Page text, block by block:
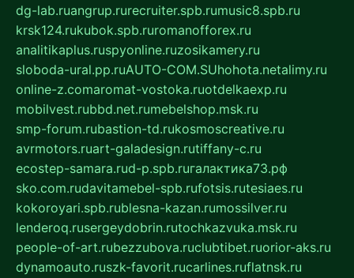
dg-lab.ruangrup.rurecruiter.spb.rumusic8.spb.ru
krsk124.rukubok.spb.ruromanofforex.ru
analitikaplus.ruspyonline.ruzosikamery.ru
sloboda-ural.pp.ruAUTO-COM.SUhohota.netalimy.ru
online-z.comaromat-vostoka.ruotdelkaexp.ru
mobilvest.rubbd.net.rumebelshop.msk.ru
smp-forum.rubastion-td.rukosmoscreative.ru
avrmotors.ruart-galadesign.rutiffany-c.ru
ecostep-samara.rud-p.spb.ruгалактика73.рф
sko.com.rudavitamebel-spb.rufotsis.rutesiaes.ru
kokoroyari.spb.rublesna-kazan.rumossilver.ru
lenderoq.rusergeydobrin.rutochkazvuka.msk.ru
people-of-art.rubezzubova.ruclubtibet.ruorior-aks.ru
dynamoauto.ruszk-favorit.rucarlines.ruflatnsk.ru